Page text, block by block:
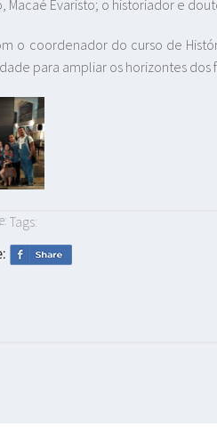
Macaé Evaristo; o historiador e
o coordenador do curso de
para ampliar os horizontes dos
Tags: